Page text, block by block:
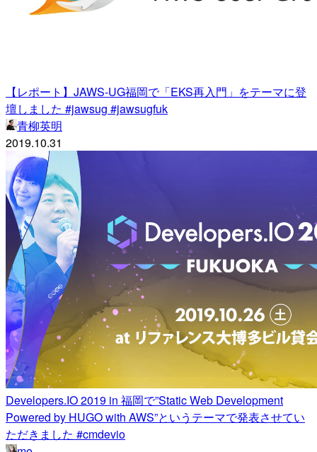
【レポート】JAWS-UG福岡で「EKS再入門」をテーマに登
壇しました #jawsug #jawsugfuk
青柳英明
2019.10.31
Developers.IO 2019 in 福岡で”Static Web Development
Powered by HUGO with AWS”というテーマで発表させてい
ただきました #cmdevio